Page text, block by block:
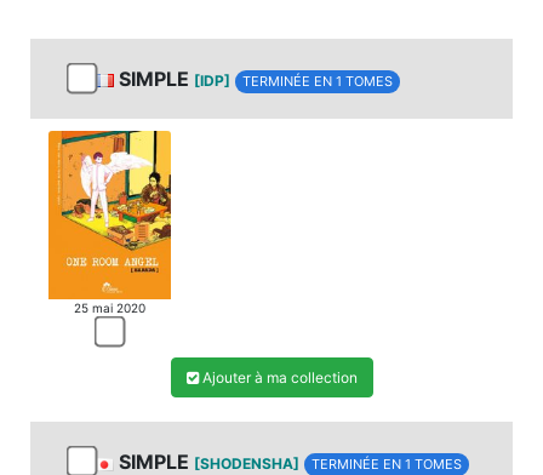
MANGA
SIMPLE [IDP] TERMINÉE EN 1 TOMES
25 mai 2020
Ajouter à ma collection
SIMPLE [SHODENSHA] TERMINÉE EN 1 TOMES